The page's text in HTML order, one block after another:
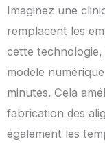
Imaginez une
remplacent les
cette
modèle
minutes. Cela
fabrication des
également les